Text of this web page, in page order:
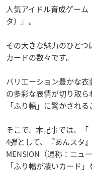
人気アイドル育成ゲーム
タ）』。
その大きな魅力のひと
カードの数々です。
バリエーション豊かな
の多彩な表情が切り取
「ふり幅」に驚かされる
そこで、本記事では、
4弾として、『あんスタ
MENSION（通称：ニュ
「ふり幅が凄いカード」